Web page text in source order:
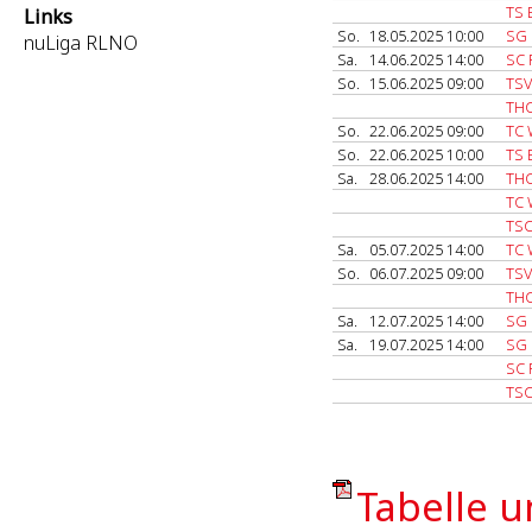
Links
nuLiga RLNO
TS
So. 18.05.2025 10:00
Sa.
14.06.2025 14:00
SC
So. 15.06.2025 09:00
So. 22.06.2025 09:00
TC
So. 22.06.2025 10:00
TS
Sa.
28.06.2025 14:00
TC
Sa.
05.07.2025 14:00
TC
So. 06.07.2025 09:00
Sa.
12.07.2025 14:00
Sa.
19.07.2025 14:00
SC
Tabelle